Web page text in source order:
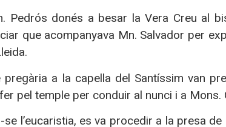
Pedrós donés a besar la Vera Creu al
que acompanyava Mn. Salvador per
pregària a la capella del Santíssim van
pel temple per conduir al nunci i a Mons.
se l’eucaristia, es va procedir a la presa